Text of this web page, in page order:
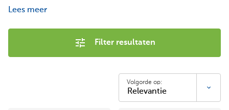
Lees meer
Filter resultaten
Volgorde op: